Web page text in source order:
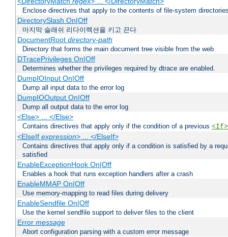
Enclose directives that apply to the contents of file-system
DirectorySlash On|Off
마지막 슬래쉬 리다이렉션을 키고 끈다
DocumentRoot directory-path
Directory that forms the main document tree visible from the web
DTracePrivileges On|Off
Determines whether the privileges required by dtrace are enabled.
DumpIOInput On|Off
Dump all input data to the error log
DumpIOOutput On|Off
Dump all output data to the error log
<Else> ... </Else>
Contains directives that apply only if the condition of a previous <If>
<ElseIf expression> ... </ElseIf>
Contains directives that apply only if a condition is satisfied by a
satisfied
EnableExceptionHook On|Off
Enables a hook that runs exception handlers after a crash
EnableMMAP On|Off
Use memory-mapping to read files during delivery
EnableSendfile On|Off
Use the kernel sendfile support to deliver files to the client
Error message
Abort configuration parsing with a custom error message